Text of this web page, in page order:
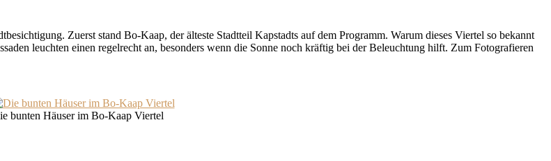
Zuerst stand Bo-Kaap, der älteste Stadtteil Kapstadts auf dem Programm. Warum dieses Viertel so bekannt
leuchten einen regelrecht an, besonders wenn die Sonne noch kräftig bei der Beleuchtung hilft. Zum Fotografieren
bunten Häuser im Bo-Kaap Viertel